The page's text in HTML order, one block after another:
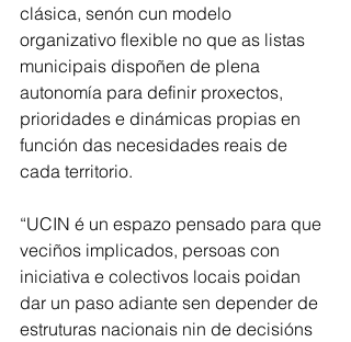
clásica, senón cun modelo
organizativo flexible no que as listas
municipais dispoñen de plena
autonomía para definir proxectos,
prioridades e dinámicas propias en
función das necesidades reais de
cada territorio.
“UCIN é un espazo pensado para que
veciños implicados, persoas con
iniciativa e colectivos locais poidan
dar un paso adiante sen depender de
estruturas nacionais nin de decisións